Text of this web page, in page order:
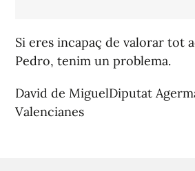
Si eres incapaç de valorar tot
Pedro, tenim un problema.
David de MiguelDiputat
Valencianes